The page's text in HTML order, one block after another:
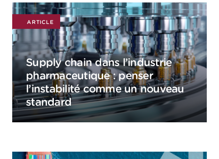
ARTICLE
Supply chain dans l’industrie
pharmaceutique : penser
l’instabilité comme un nouveau
standard